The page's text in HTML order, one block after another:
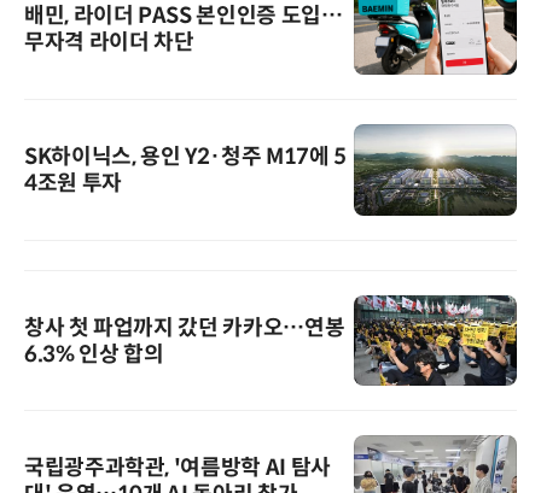
배민, 라이더 PASS 본인인증 도입…
무자격 라이더 차단
SK하이닉스, 용인 Y2·청주 M17에 5
4조원 투자
창사 첫 파업까지 갔던 카카오…연봉
6.3% 인상 합의
국립광주과학관, '여름방학 AI 탐사